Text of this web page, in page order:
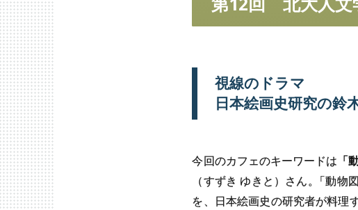
視線の ドラマ
日本絵画史研究の鈴
今回のカフェのキーワードは 「
（すずき ゆきと）さん。 「動物
を、日本絵画史の研究者が料理